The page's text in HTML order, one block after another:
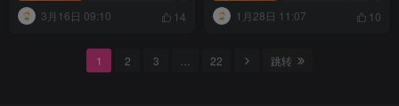
3月16日 09:10 14 1月28日 11:07 10
1 2 3 22 跳转